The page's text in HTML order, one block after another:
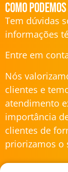
Como
Tem dúvidas
informações
Entre em
Nós
clientes e
atendimento
importância
clientes de
priorizamos o